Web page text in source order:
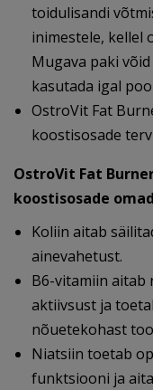
toidulisandi
inimestele, kellel
Mugava paki
kasutada igal
OstroVit Fat
koostisosade
OstroVit Fat
koostisosade
Koliin aitab
ainevahetust.
B6-vitamiin aitab
aktiivsust ja
nõuetekohast
Niatsiin toetab
funktsiooni ja